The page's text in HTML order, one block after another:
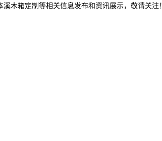
溪木箱定制等相关信息发布和资讯展示，敬请关注！